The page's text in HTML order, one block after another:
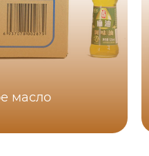
масло